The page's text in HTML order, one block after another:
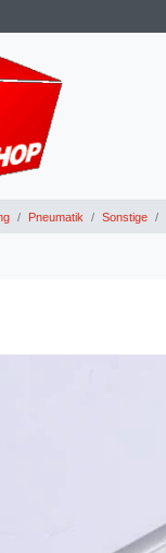
Pneumatik Sonstige